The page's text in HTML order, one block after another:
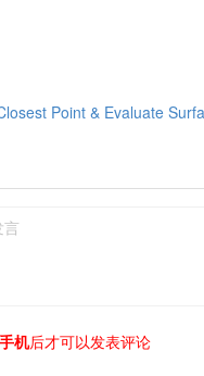
Point & Evaluate
机后才可以发表评论